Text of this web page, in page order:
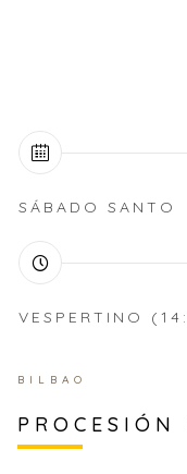
SÁBADO SANTO
VESPERTINO
BILBAO